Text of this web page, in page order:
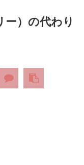
）の代わり